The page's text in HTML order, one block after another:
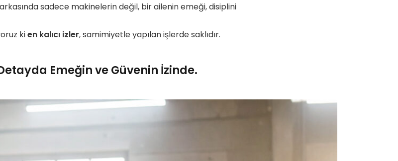
sadece makinelerin değil, bir ailenin emeği, disiplini
kien kalıcı izler, samimiyetle yapılan işlerde saklıdır.
Emeğin ve Güvenin İzinde.